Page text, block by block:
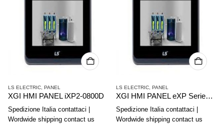
LS ELECTRIC PANEL
XGI HMI PANEL iXP2-0800D
Spedizione Italia contattaci |
Wordwide shipping contact us
LS ELECTRIC PANEL
XGI HMI PANEL eXP Series eXP30-TTA/DC
Spedizione Italia contattaci |
Wordwide shipping contact us